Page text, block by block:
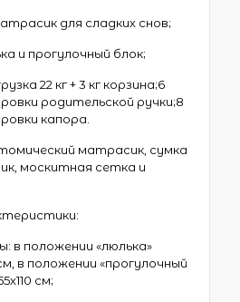
для сладких снов;
и прогулочный блок;
22 кг + 3 кг корзина;6
родительской ручки;8
капора.
матрасик, сумка
москитная сетка и
в положении «люлька»
в положении «прогулочный
см;